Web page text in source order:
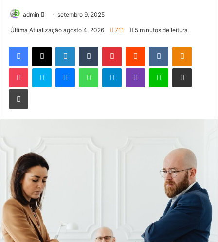
admin
Mande
mail
setembro 9, 2025
Última Atualização agosto 4, 2026 711 5 minutos de leitura
Facebook
X LinkedinTumblr PinterestReddit VK OK
Pocket Skype MessengerWhatsAppTelegramViber Line Compartilhar via e-mail
Imprimir